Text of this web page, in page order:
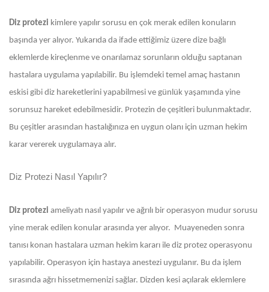
Diz protezi kimlere yapılır sorusu en çok merak edilen konuların
başında yer alıyor. Yukarıda da ifade ettiğimiz üzere dize bağlı
eklemlerde kireçlenme ve onarılamaz sorunların olduğu saptanan
hastalara uygulama yapılabilir. Bu işlemdeki temel amaç hastanın
eskisi gibi diz hareketlerini yapabilmesi ve günlük yaşamında yine
sorunsuz hareket edebilmesidir. Protezin de çeşitleri bulunmaktadır.
Bu çeşitler arasından hastalığınıza en uygun olanı için uzman hekim
karar vererek uygulamaya alır.
Diz Protezi Nasıl Yapılır?
Diz protezi ameliyatı nasıl yapılır ve ağrılı bir operasyon mudur sorusu
yine merak edilen konular arasında yer alıyor. Muayeneden sonra
tanısı konan hastalara uzman hekim kararı ile diz protez operasyonu
yapılabilir. Operasyon için hastaya anestezi uygulanır. Bu da işlem
sırasında ağrı hissetmemenizi sağlar. Dizden kesi açılarak eklemlere